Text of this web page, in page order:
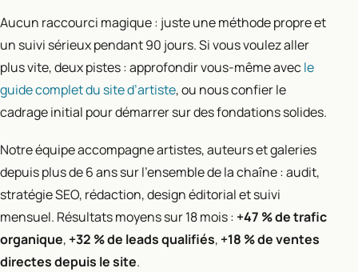
Aucun raccourci magique : juste une méthode propre et
un suivi sérieux pendant 90 jours. Si vous voulez aller
plus vite, deux pistes : approfondir vous-même avecle
guide complet du site d’artiste, ou nous confier le
cadrage initial pour démarrer sur des fondations solides.
Notre équipe accompagne artistes, auteurs et galeries
depuis plus de 6 ans sur l’ensemble de la chaîne : audit,
stratégie SEO, rédaction, design éditorial et suivi
mensuel. Résultats moyens sur 18 mois : +47 % de trafic
organique, +32 % de leads qualifiés, +18 % de ventes
directes depuis le site.